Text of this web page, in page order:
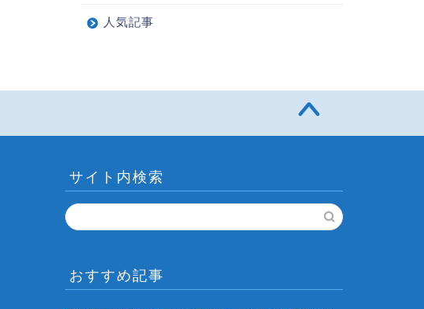
人気記事
サイト内検索
おすすめ記事